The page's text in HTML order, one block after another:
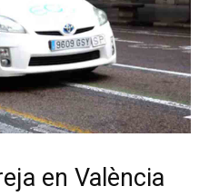
en València